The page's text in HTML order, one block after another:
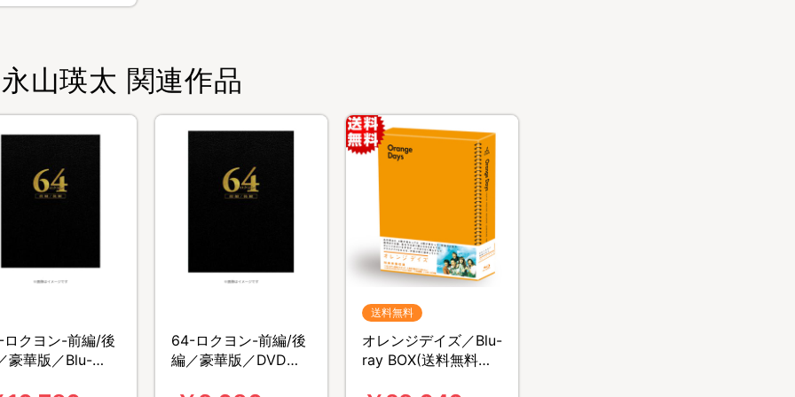
永山瑛太 関連作品
クヨン-前編/後
豪華版／Blu-
64-ロクヨン-前編/後
編／豪華版／DVD（4
送料無料
オレンジデイズ／Blu-
ray BOX(送料無料・3